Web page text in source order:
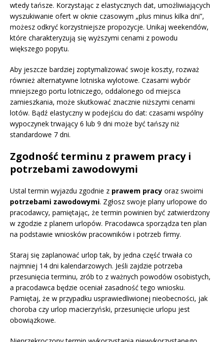
wtedy tańsze. Korzystając z elastycznych dat, umożliwiających
wyszukiwanie ofert w oknie czasowym „plus minus kilka dni”,
możesz odkryć korzystniejsze propozycje. Unikaj weekendów,
które charakteryzują się wyższymi cenami z powodu
większego popytu.
Aby jeszcze bardziej zoptymalizować swoje koszty, rozważ
również alternatywne lotniska wylotowe. Czasami wybór
mniejszego portu lotniczego, oddalonego od miejsca
zamieszkania, może skutkować znacznie niższymi cenami
lotów. Bądź elastyczny w podejściu do dat: czasami wspólny
wypoczynek trwający 6 lub 9 dni może być tańszy niż
standardowe 7 dni.
Zgodność terminu z prawem pracy i
potrzebami zawodowymi
Ustal termin wyjazdu zgodnie z prawem pracy oraz swoimi
potrzebami zawodowymi. Zgłosz swoje plany urlopowe do
pracodawcy, pamiętając, że termin powinien być zatwierdzony
w zgodzie z planem urlopów. Pracodawca sporządza ten plan
na podstawie wniosków pracowników i potrzeb firmy.
Staraj się zaplanować urlop tak, by jedna część trwała co
najmniej 14 dni kalendarzowych. Jeśli zajdzie potrzeba
przesunięcia terminu, zrób to z ważnych powodów osobistych,
a pracodawca będzie oceniał zasadność tego wniosku.
Pamiętaj, że w przypadku usprawiedliwionej nieobecności, jak
choroba czy urlop macierzyński, przesunięcie urlopu jest
obowiązkowe.